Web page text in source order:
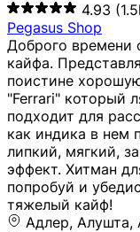
4.93
Pegasus Shop
Доброго времени
кайфа.
поистине
"Ferrari" который
подходит для
как индика в нем
липкий, мягкий,
эффект. Хитман
попробуй и
тяжелый кайф!
Адлер, Алушта, Астрахань, Бахчисарай, Волгоград, Волжский, Евпатория, Екатеринбург, Ишимбай, Казань, Керчь, Копейск, Курск, Рыльск, Саки, Салават, Симферополь, Сочи, Старый Крым, Стерлитамак, Судак, Уфа, Феодосия, Хабаровск, Челябинск, Ялта, Джанкой, Новосибирск, Щёлкино, Санкт-Петербург, Мурманск, Сургут, Невинномысск, Черкесск, Усть-Лабинск, Геленджик, Ставрополь, Калуга, Елец, Лебедянь, Данков, Жуковский, Оренбург, Орск (Оренбургская область), Магнитогорск, Пермь, Зеленоград, Солнечногорск, Нижний Новгород, Лысково, Заволжье, Кстово, Балахна (Нижегородская область), Богородск, Бор (Нижегородская область), Саратов, Энгельс, Ижевск, Тюмень, Ростов-на-Дону, Шахты, Новочеркасск, Батайск, Аксай, Люберцы, Истра, Москва, Армавир, Краснодар, Магадан, Самара, Анапа, Славянск-на-Кубани, Чаплыгин, Липецк, Нижний Тагил, Орехово-Зуево, Усть-Джегута, Лянтор, Нефтеюганск, Пыть-Ях, Урень, Ветлуга, Шахунья, Новороссийск, Крымск, Тимашёвск, Тольятти, Воткинск, Звенигород, Руза, Можайск, Белгород, Воронеж, Соликамск, Нытва, Лысьва (Пермский край), Чусовой, Кунгур, Краснокамск, Миасс, Губаха, Тула, Новомосковск, Донской, Омск, Льгов, Мытищи, Королёв, Ивантеевка, Балашиха, Семилуки, Кудымкар, Старый Оскол, Оса (Пермский край), Одинцово (Московская область), Ханты-Мансийск, Лабинск, Темрюк, Курганинск, Белореченск (Краснодарский край), Алупкa, Губкин, Рязань, Калининград, Усть-Илимск, Фрязино, Минеральные Воды, Пятигорск, Кострома, Ярославль, Коркино, Верхняя Пышма, Подольск, Красноярск, Смоленск, Долгопрудный, Чебоксары, Калачинск, Канск, Киров (Кировская область), Вологда, Рославль, Владивосток, Обнинск, Балабаново (Калужская область), Малоярославец, Брянск, Видное, Ярцево, Вязьма, Гагарин, Приволжск, Фурманов, Чайковский, Кинешма, Горячий Ключ, Улан-Удэ, Туймазы, Дюртюли, Альметьевск, Нефтекамск, Хадыженск, Апшеронск, Майкоп, Уссурийск, Ульяновск, Гатчина, Луга (Ленинградская область), Надым, Ногинск, Электросталь, Железнодорожный (Московская область), Бутурлиновка, Кириллов, Краснознаменск (Калиниградская область), Мышкин, Томмот, Холм, Абакан, Абдулино, Агидель, Агрыз, Адыгейск, Азнакаево, Алатырь, Алдан, Алейск, Александров, Александровск, Алексеевка (Белгородская обл.), Алексин, Амурск, Анадырь, Ангарск, Андреаполь, Анжеро-Судженск, Анива, Апатиты, Арамиль, Ардон, Арзамас, Аркадак, Арсеньев, Артём, Артёмовский, Архангельск, Асбест, Асино, Аткарск, Ахтубинск, Аша, Бабаево (Вологодская область), Бавлы (Республика Татарстан), Байкальск, Бакал, Баксан, Балаклава, Балаково (Саратовская область), Балашов (Саратовская область), Балтийск, Барабинск, Барнаул, Барыш (Ульяновская область), Бежецк, Белая Калитва (Ростовская область), Белебей, Белогорск (Крым), Белозерск, Белокуриха, Беломорск, Белоозёрский (Московская область), Белорецк (Республика Башкортостан), Кызыл, Белоярский (Ханты-Мансийский АО), Бердск, Березники (Пермский край), Берёзовский (Кемеровская область), Берёзовский (Свердловская область), Беслан, Бийск, Бикин, Билибино, Биробиджан, Благовещенск (Амурская